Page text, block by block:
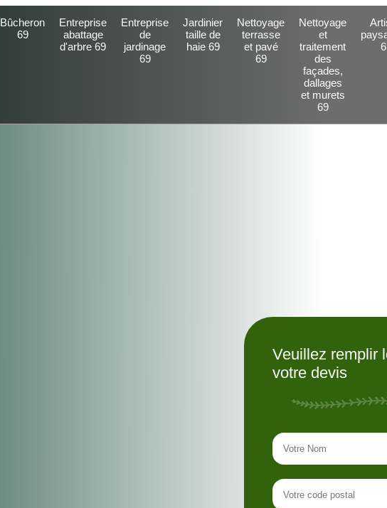
Bûcheron
69
Entreprise
abattage
d'arbre 69
Entreprise
de
jardinage
69
Jardinier
taille de
haie 69
Nettoyage
terrasse
et pavé
69
Nettoyage
et
traitement
des
façades,
dallages
et murets
69
Veuillez remplir
votre devis